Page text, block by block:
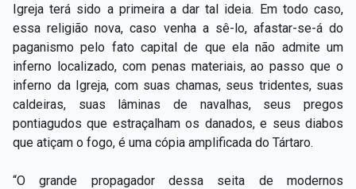
Igreja terá sido a primeira a dar tal ideia. Em todo caso,
essa religião nova, caso venha a sê-lo, afastar-se-á do
paganismo pelo fato capital de que ela não admite um
inferno localizado, com penas materiais, ao passo que o
inferno da Igreja, com suas chamas, seus tridentes, suas
caldeiras, suas lâminas de navalhas, seus pregos
pontiagudos que estraçalham os danados, e seus diabos
que atiçam o fogo, é uma cópia amplificada do Tártaro.
“O grande propagador dessa seita de modernos